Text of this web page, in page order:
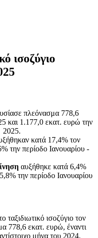
ισοζύγιο
πλεόνασμα 778,6
και 1.177,0 εκατ. ευρώ την
2025.
κατά 17,4% τον
την περίοδο Ιανουαρίου -
αυξήθηκε κατά 6,4%
την περίοδο Ιανουαρίου
ισοζύγιο τον
778,6 εκατ. ευρώ, έναντι
μήνα του 2024.